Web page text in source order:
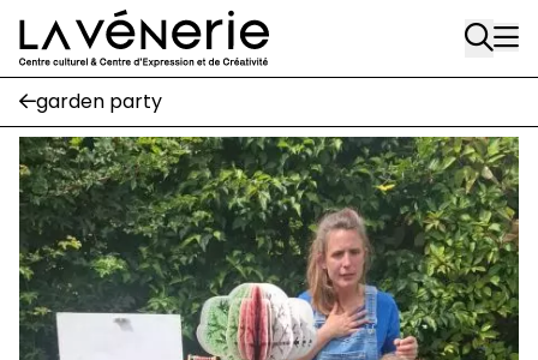
Aller au contenu principal
Journal Vénerie - version papier
Newsletter
AA
garden party